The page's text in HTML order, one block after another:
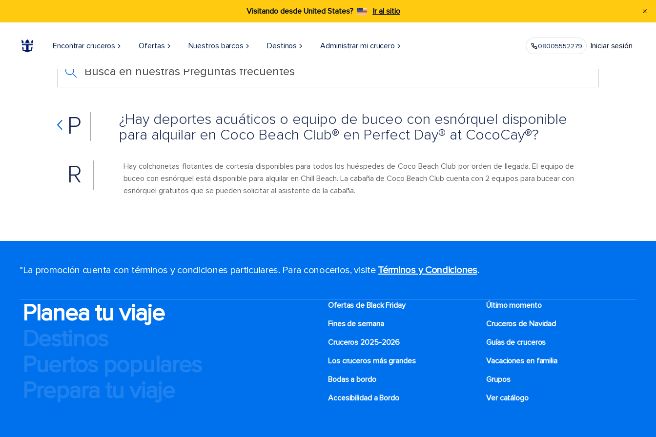
Visitando desde United States? Ir al sitio
Encontrar cruceros Ofertas Nuestros barcos Destinos Administrar mi crucero 08005552279 Iniciar sesión
Busca en nuestras Preguntas frecuentes
P
¿Hay deportes acuáticos o equipo de buceo con esnórquel disponible
para alquilar en Coco Beach Club® en Perfect Day® at CocoCay®?
R
Hay colchonetas flotantes de cortesía disponibles para todos los huéspedes de Coco Beach Club por orden de llegada. El equipo de
buceo con esnórquel está disponible para alquilar en Chill Beach. La cabaña de Coco Beach Club cuenta con 2 equipos para bucear con
esnórquel gratuitos que se pueden solicitar al asistente de la cabaña.
*La promoción cuenta con términos y condiciones particulares. Para conocerlos, visite Términos y Condiciones.
Planea tu viaje
Destinos
Puertos populares
Prepara tu viaje
Ofertas de Black Friday
Último momento
Fines de semana
Cruceros de Navidad
Cruceros 2025-2026
Guías de cruceros
Los cruceros más grandes
Vacaciones en familia
Bodas a bordo
Grupos
Accesibilidad a Bordo
Ver catálogo